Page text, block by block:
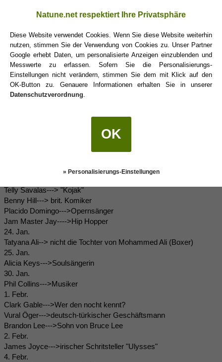
(19.03.2012 07:45)
mariahellwig
Was für ein Sternzeichen muss man sein um Bundespräsident zu
werden? GenauWassermann.
Joachim Gauck, geb 24. Januar 1940 in Rostock
Telly Savalas---> "Kojak"
Benny Hill---> brit. Komiker
Placido Domingo--->Opernsänger
Jam Master Jay---->Hip Hopper
24. Jan.
Tatyana Ali--> nicht die Tochter von Mohammed Ali (Boxer)
25. Jan.
Alicia Keys--->Soulsängerin
30. Jan.
Phil Collins--->Musiker
1. Febr.
Clark Gable--->Wer den nocht kennt?
Vural Öger--->deutsch-türkischer Geschäftsmann
Brandon Lee--->Sohn von Bruce Lee
2. Febr.
James Joyce--->irischer Schritsteller "Ulysses"
4. Febr.
Natune.net respektiert Ihre Privatsphäre
Diese Website verwendet Cookies. Wenn Sie diese Website weiterhin
nutzen, stimmen Sie der Verwendung von Cookies zu. Unser Partner
Google erhebt Daten, um personalisierte Anzeigen einzublenden und
Messwerte zu erfassen. Sofern Sie die Personalisierungs-
Einstellungen nicht verändern, stimmen Sie dem mit Klick auf den
OK-Button zu. Genauere Informationen erhalten Sie in unserer
Datenschutzverordnung.
OK
» Personalisierungs-Einstellungen